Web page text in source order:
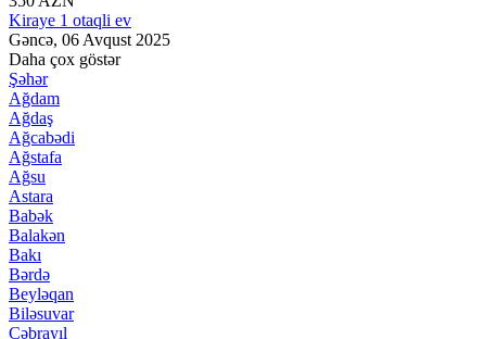
Kiraye 1 otaqli ev
Gəncə, 06 Avqust 2025
Daha çox göstər
Şəhər
Ağdam
Ağdaş
Ağcabədi
Ağstafa
Ağsu
Astara
Babək
Balakən
Bakı
Bərdə
Beyləqan
Biləsuvar
Cəbrayıl